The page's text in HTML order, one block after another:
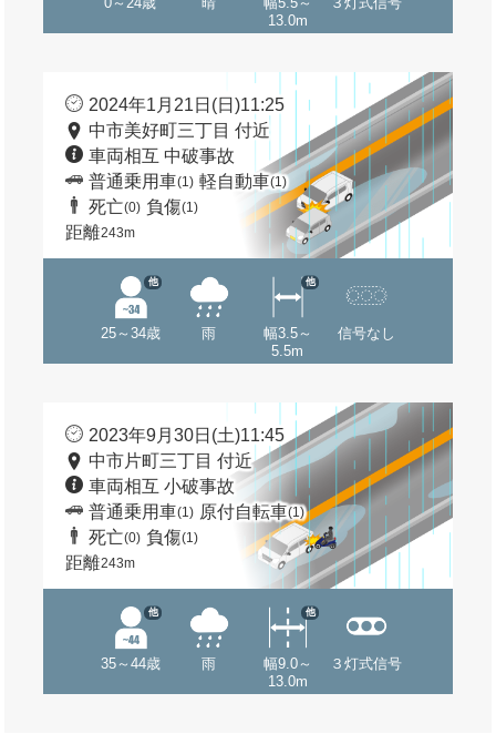
13.0m
2024年1月21日(日)11:25
中市美好町三丁目 付近
車両相互 中破事故
普通乗用車(1) 軽自動車(1)
死亡(0) 負傷(1)
距離243m
25～34歳
他
雨
幅3.5～
5.5m
他
信号なし
2023年9月30日(土)11:45
中市片町三丁目 付近
車両相互 小破事故
普通乗用車(1) 原付自転車(1)
死亡(0) 負傷(1)
距離243m
35～44歳
他
雨
幅9.0～
13.0m
他
３灯式信号